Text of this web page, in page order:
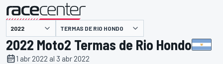
presentado por TERMAS DE RIO HONDO
2022 Moto2 Termas de Rio Hondo
1 abr 2022 al 3 abr 2022